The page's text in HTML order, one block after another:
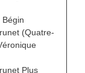
Bégin
(Quatre-
Plus